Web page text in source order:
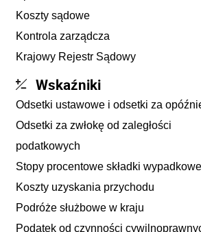
Koszty sądowe
Kontrola zarządcza
Krajowy Rejestr Sądowy
Wskaźniki
Odsetki ustawowe i odsetki za
Odsetki za zwłokę od zaległości
podatkowych
Stopy procentowe składki
Koszty uzyskania przychodu
Podróże służbowe w kraju
Podatek od czynności